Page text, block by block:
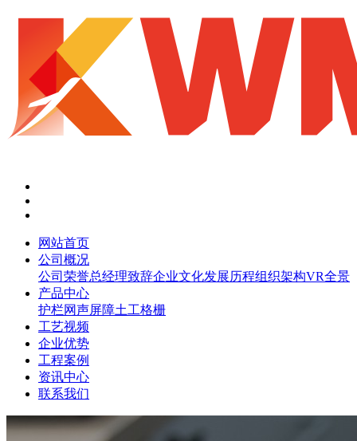
网站首页
公司概况
公司荣誉总经理致辞企业文化发展历程组织架构VR全景
产品中心
护栏网声屏障土工格栅
工艺视频
企业优势
工程案例
资讯中心
联系我们